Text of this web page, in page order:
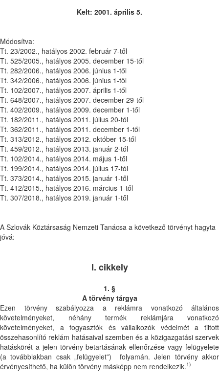
Kelt: 2001. április 5.
Módosítva:
Tt. 23/2002., hatályos 2002. február 7-től
Tt. 525/2005., hatályos 2005. december 15-től
Tt. 282/2006., hatályos 2006. június 1-től
Tt. 342/2006., hatályos 2006. június 1-től
Tt. 102/2007., hatályos 2007. április 1-től
Tt. 648/2007., hatályos 2007. december 29-től
Tt. 402/2009., hatályos 2009. december 1-től
Tt. 182/2011., hatályos 2011. július 20-tól
Tt. 362/2011., hatályos 2011. december 1-től
Tt. 313/2012., hatályos 2012. október 15-től
Tt. 459/2012., hatályos 2013. január 2-tól
Tt. 102/2014., hatályos 2014. május 1-től
Tt. 199/2014., hatályos 2014. július 17-tól
Tt. 373/2014., hatályos 2015. január 1-től
Tt. 412/2015., hatályos 2016. március 1-től
Tt. 307/2018., hatályos 2019. január 1-től
A Szlovák Köztársaság Nemzeti Tanácsa a következő törvényt hagyta
jóvá:
I. cikkely
1. §
A törvény tárgya
Ezen törvény szabályozza a reklámra vonatkozó általános
követelményeket, néhány termék reklámjára vonatkozó
követelményeket, a fogyasztók és vállalkozók védelmét a tiltott
összehasonlító reklám hatásaival szemben és a közigazgatási szervek
hatáskörét a jelen törvény betartásának ellenőrzése vagy felügyelete
(a továbbiakban csak „felügyelet”) folyamán. Jelen törvény akkor
érvényesíthető, ha külön törvény másképp nem rendelkezik.1)